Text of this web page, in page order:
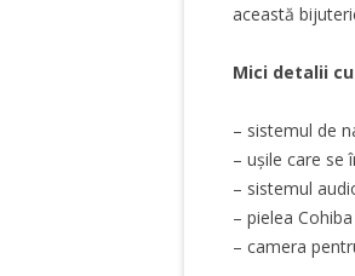
această
Mici detalii
– sistemul de
– ușile care se
– sistemul
– pielea
– camera